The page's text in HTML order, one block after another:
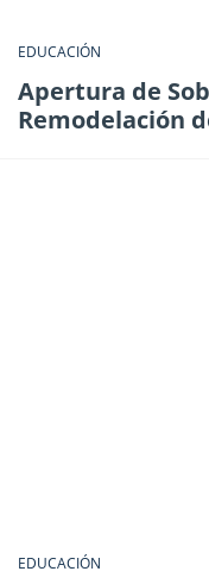
EDUCACIÓN
Apertura de
Remodelación
EDUCACIÓN